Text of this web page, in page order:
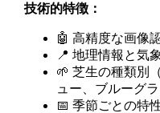
技術的特徴：
🤖 高精度な画像
📍 地理情報と気
🌱 芝生の種類別
ュー、ブルーグ
📅 季節ごとの特